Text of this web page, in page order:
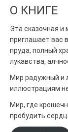
О КНИГЕ
Эта сказочная и
приглашает вас
пруда, полный
лукавства,
Мир радужный и
иллюстрациям
Мир, где
пробудить